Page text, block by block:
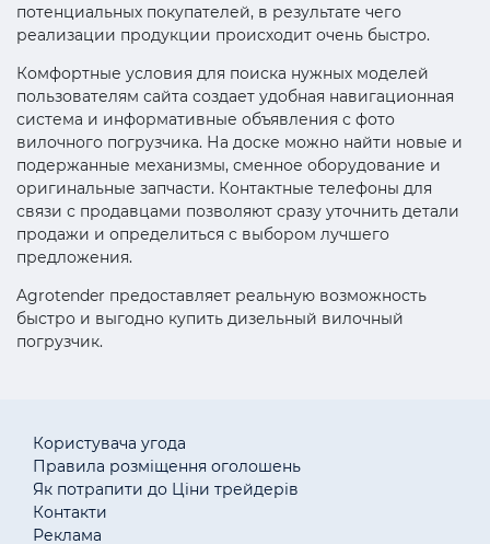
потенциальных покупателей, в результате чего
реализации продукции происходит очень быстро.
Комфортные условия для поиска нужных моделей
пользователям сайта создает удобная навигационная
система и информативные объявления с фото
вилочного погрузчика. На доске можно найти новые и
подержанные механизмы, сменное оборудование и
оригинальные запчасти. Контактные телефоны для
связи с продавцами позволяют сразу уточнить детали
продажи и определиться с выбором лучшего
предложения.
Agrotender предоставляет реальную возможность
быстро и выгодно купить дизельный вилочный
погрузчик.
Користувача угода
Правила розміщення оголошень
Як потрапити до Ціни трейдерів
Контакти
Реклама